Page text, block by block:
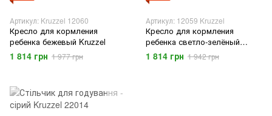
Артикул: Kruzzel 12060
Кресло для кормления
ребенка бежевый Kruzzel
1 814 грн 1 977 грн
Артикул: 12059 Kruzzel
Кресло для кормления
ребенка светло-зелёный
Kruzzel
1 814 грн 1 942 грн